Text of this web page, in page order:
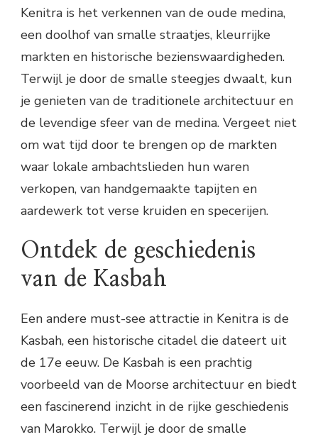
Kenitra is het verkennen van de oude medina,
een doolhof van smalle straatjes, kleurrijke
markten en historische bezienswaardigheden.
Terwijl je door de smalle steegjes dwaalt, kun
je genieten van de traditionele architectuur en
de levendige sfeer van de medina. Vergeet niet
om wat tijd door te brengen op de markten
waar lokale ambachtslieden hun waren
verkopen, van handgemaakte tapijten en
aardewerk tot verse kruiden en specerijen.
Ontdek de geschiedenis
van de Kasbah
Een andere must-see attractie in Kenitra is de
Kasbah, een historische citadel die dateert uit
de 17e eeuw. De Kasbah is een prachtig
voorbeeld van de Moorse architectuur en biedt
een fascinerend inzicht in de rijke geschiedenis
van Marokko. Terwijl je door de smalle